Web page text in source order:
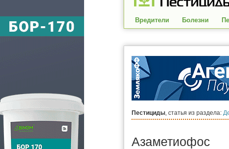
Вредители Болезни
Пестициды, статья из раздела:
Азаметиофос